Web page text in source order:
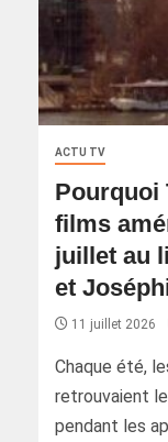
ACTU TV
Pourquoi
films
juillet au
et
11 juillet 2026
Chaque été,
retrouvaient
pendant les